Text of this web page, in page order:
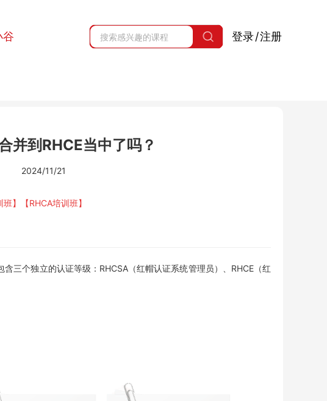
谷 登录/注册
并到RHCE当中了吗？
2024/11/21
】 【RHCA培训班】
三个独立的认证等级：RHCSA（红帽认证系统管理员）、RHCE（红